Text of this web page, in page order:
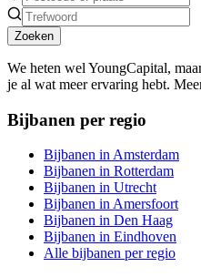
Zoeken
We heten wel YoungCapital,
je al wat meer ervaring hebt.
Bijbanen per regio
Bijbanen in Amsterdam
Bijbanen in Rotterdam
Bijbanen in Utrecht
Bijbanen in Amersfoort
Bijbanen in Den Haag
Bijbanen in Eindhoven
Alle bijbanen per regio